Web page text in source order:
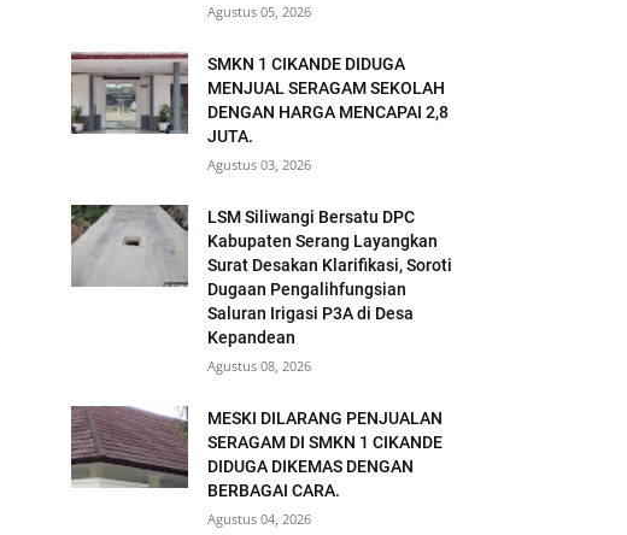
Agustus 05, 2026
SMKN 1 CIKANDE DIDUGA
MENJUAL SERAGAM SEKOLAH
DENGAN HARGA MENCAPAI 2,8
JUTA.
Agustus 03, 2026
LSM Siliwangi Bersatu DPC
Kabupaten Serang Layangkan
Surat Desakan Klarifikasi, Soroti
Dugaan Pengalihfungsian
Saluran Irigasi P3A di Desa
Kepandean
Agustus 08, 2026
MESKI DILARANG PENJUALAN
SERAGAM DI SMKN 1 CIKANDE
DIDUGA DIKEMAS DENGAN
BERBAGAI CARA.
Agustus 04, 2026